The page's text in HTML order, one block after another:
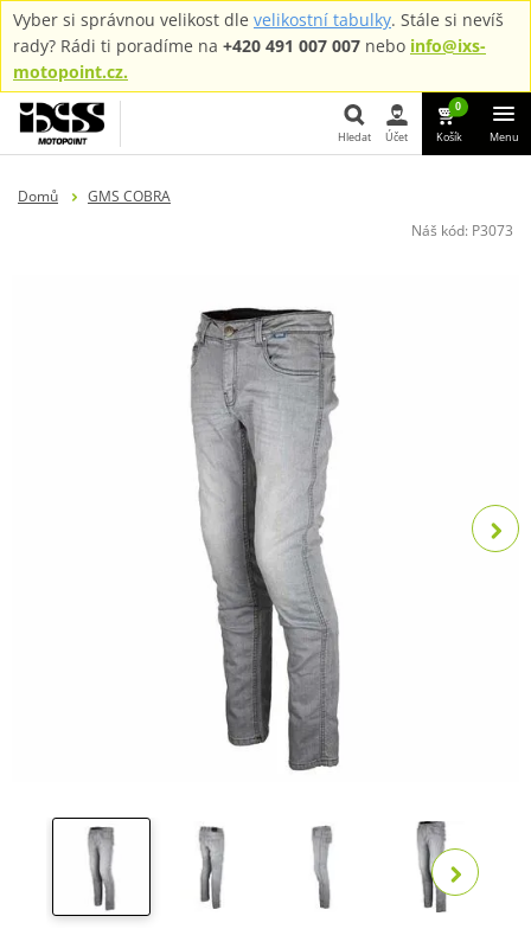
Vyber si správnou velikost dle velikostní tabulky. Stále si nevíš
rady? Rádi ti poradíme na +420 491 007 007 nebo info@ixs-
motopoint.cz.
Hledat Účet
0
Košík Menu
Domů
GMS COBRA
Náš kód: P3073